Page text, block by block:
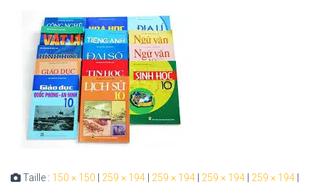
Taille : 150 × 150 259 × 194 259 × 194 259 × 194 259 × 194